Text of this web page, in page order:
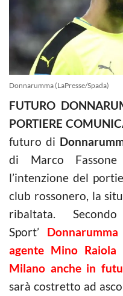
Donnarumma (LaPresse/Spada)
FUTURO
PORTIERE
futuro di
di Marco
l’intenzione del
club rossonero, la
ribaltata.
Sport’
agente Mino
Milano anche in
sarà costretto ad